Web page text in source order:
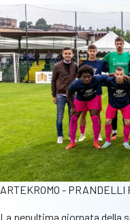
ARTEKROMO -
La penultima giornata della